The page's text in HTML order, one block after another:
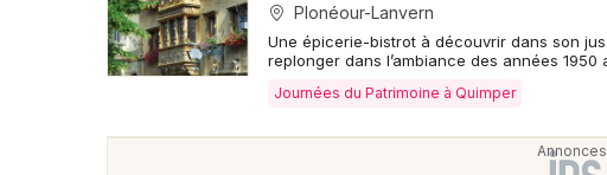
Plonéour-Lanvern
Une épicerie-bistrot à découvrir dans son
replonger dans l’ambiance des années
Journées du Patrimoine à Quimper